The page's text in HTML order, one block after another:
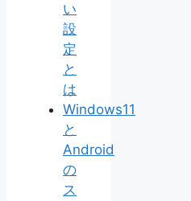
い
設
定
と
は
Windows11
と
Android
の
ス